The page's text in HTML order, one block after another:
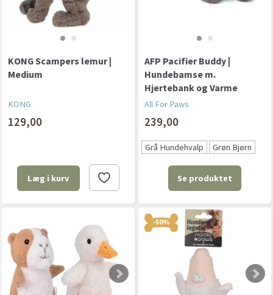
KONG Scampers lemur |
Medium
KONG
129,00
Læg i kurv
AFP Pacifier Buddy |
Hundebamse m.
Hjertebank og Varme
All For Paws
239,00
Grå Hundehvalp Grøn Bjørn
Se produktet
-50%